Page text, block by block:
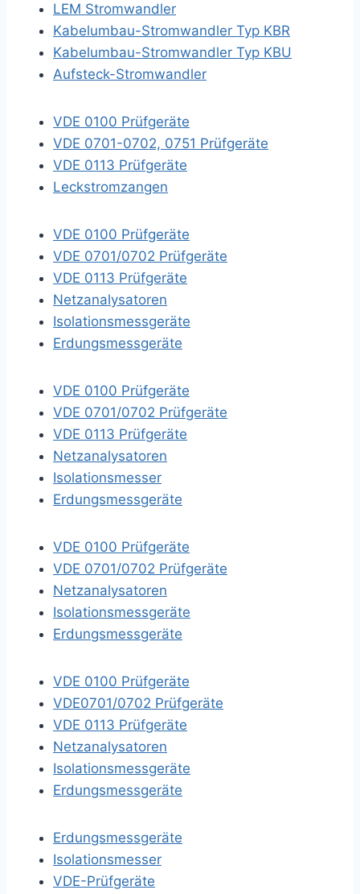
LEM Stromwandler
Kabelumbau-Stromwandler Typ KBR
Kabelumbau-Stromwandler Typ KBU
Aufsteck-Stromwandler
VDE 0100 Prüfgeräte
VDE 0701-0702, 0751 Prüfgeräte
VDE 0113 Prüfgeräte
Leckstromzangen
VDE 0100 Prüfgeräte
VDE 0701/0702 Prüfgeräte
VDE 0113 Prüfgeräte
Netzanalysatoren
Isolationsmessgeräte
Erdungsmessgeräte
VDE 0100 Prüfgeräte
VDE 0701/0702 Prüfgeräte
VDE 0113 Prüfgeräte
Netzanalysatoren
Isolationsmesser
Erdungsmessgeräte
VDE 0100 Prüfgeräte
VDE 0701/0702 Prüfgeräte
Netzanalysatoren
Isolationsmessgeräte
Erdungsmessgeräte
VDE 0100 Prüfgeräte
VDE0701/0702 Prüfgeräte
VDE 0113 Prüfgeräte
Netzanalysatoren
Isolationsmessgeräte
Erdungsmessgeräte
Erdungsmessgeräte
Isolationsmesser
VDE-Prüfgeräte